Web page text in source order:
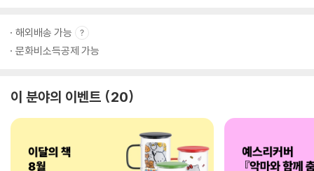
해외배송 가능
문화비소득공제 가능
이 분야의 이벤트 20